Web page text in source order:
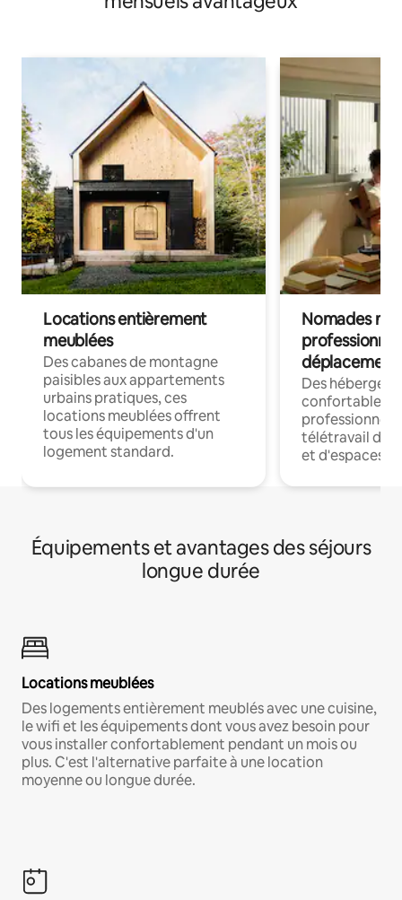
Locations entièrement
meublées
Des cabanes de montagne
paisibles aux appartements
urbains pratiques, ces
locations meublées offrent
tous les équipements d'un
logement standard.
Nomades
déplacement
Des
confortables
professionnels
télétravail
et d'espaces
Équipements et avantages des séjours
longue durée
Locations meublées
Des logements entièrement meublés avec une cuisine,
le wifi et les équipements dont vous avez besoin pour
vous installer confortablement pendant un mois ou
plus. C'est l'alternative parfaite à une location
moyenne ou longue durée.